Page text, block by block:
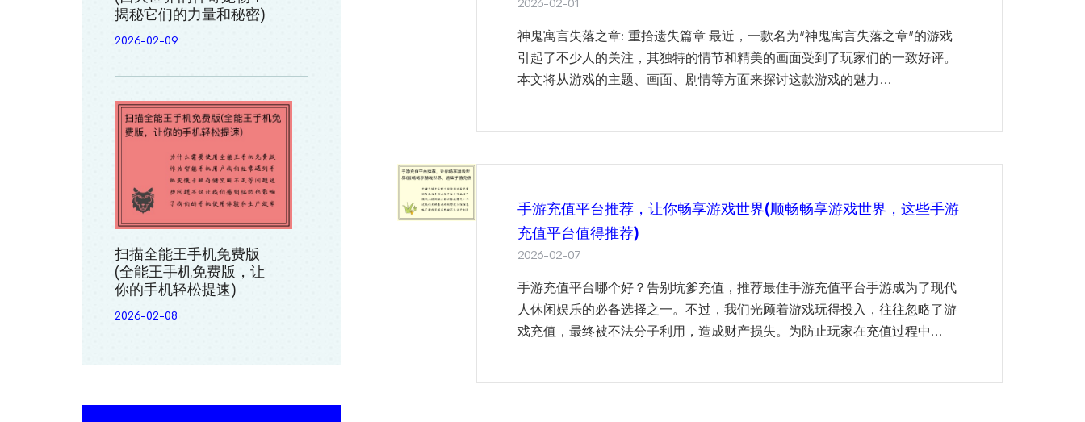
2026-02-01
神鬼寓言失落之章: 重拾遗失篇章 最近，一款名为“神鬼寓言失落之章”的游戏
引起了不少人的关注，其独特的情节和精美的画面受到了玩家们的一致好评。
本文将从游戏的主题、画面、剧情等方面来探讨这款游戏的魅力...
手游充值平台推荐，让你畅享游戏世界(顺畅畅享游戏世界，这些手游
充值平台值得推荐)
2026-02-07
手游充值平台哪个好？告别坑爹充值，推荐最佳手游充值平台手游成为了现代
人休闲娱乐的必备选择之一。不过，我们光顾着游戏玩得投入，往往忽略了游
戏充值，最终被不法分子利用，造成财产损失。为防止玩家在充值过程中...
揭秘它们的力量和秘密)
2026-02-09
扫描全能王手机免费版
(全能王手机免费版，让
你的手机轻松提速)
2026-02-08